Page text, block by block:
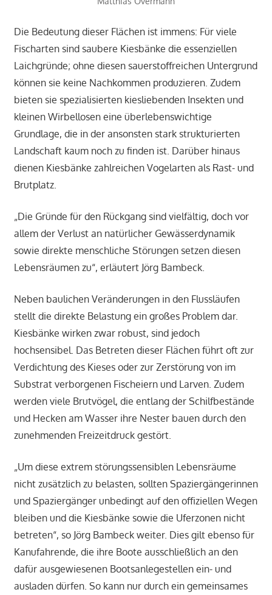
Die Bedeutung dieser Flächen ist immens: Für viele
Fischarten sind saubere Kiesbänke die essenziellen
Laichgründe; ohne diesen sauerstoffreichen Untergrund
können sie keine Nachkommen produzieren. Zudem
bieten sie spezialisierten kiesliebenden Insekten und
kleinen Wirbellosen eine überlebenswichtige
Grundlage, die in der ansonsten stark strukturierten
Landschaft kaum noch zu finden ist. Darüber hinaus
dienen Kiesbänke zahlreichen Vogelarten als Rast- und
Brutplatz.
„Die Gründe für den Rückgang sind vielfältig, doch vor
allem der Verlust an natürlicher Gewässerdynamik
sowie direkte menschliche Störungen setzen diesen
Lebensräumen zu“, erläutert Jörg Bambeck.
Neben baulichen Veränderungen in den Flussläufen
stellt die direkte Belastung ein großes Problem dar.
Kiesbänke wirken zwar robust, sind jedoch
hochsensibel. Das Betreten dieser Flächen führt oft zur
Verdichtung des Kieses oder zur Zerstörung von im
Substrat verborgenen Fischeiern und Larven. Zudem
werden viele Brutvögel, die entlang der Schilfbestände
und Hecken am Wasser ihre Nester bauen durch den
zunehmenden Freizeitdruck gestört.
„Um diese extrem störungssensiblen Lebensräume
nicht zusätzlich zu belasten, sollten Spaziergängerinnen
und Spaziergänger unbedingt auf den offiziellen Wegen
bleiben und die Kiesbänke sowie die Uferzonen nicht
betreten“, so Jörg Bambeck weiter. Dies gilt ebenso für
Kanufahrende, die ihre Boote ausschließlich an den
dafür ausgewiesenen Bootsanlegestellen ein- und
ausladen dürfen. So kann nur durch ein gemeinsames